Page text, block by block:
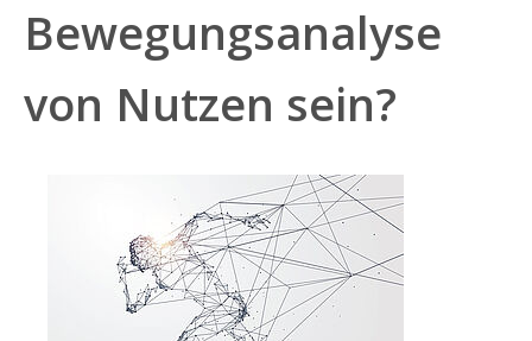
Bewegungsanalyse
von Nutzen sein?